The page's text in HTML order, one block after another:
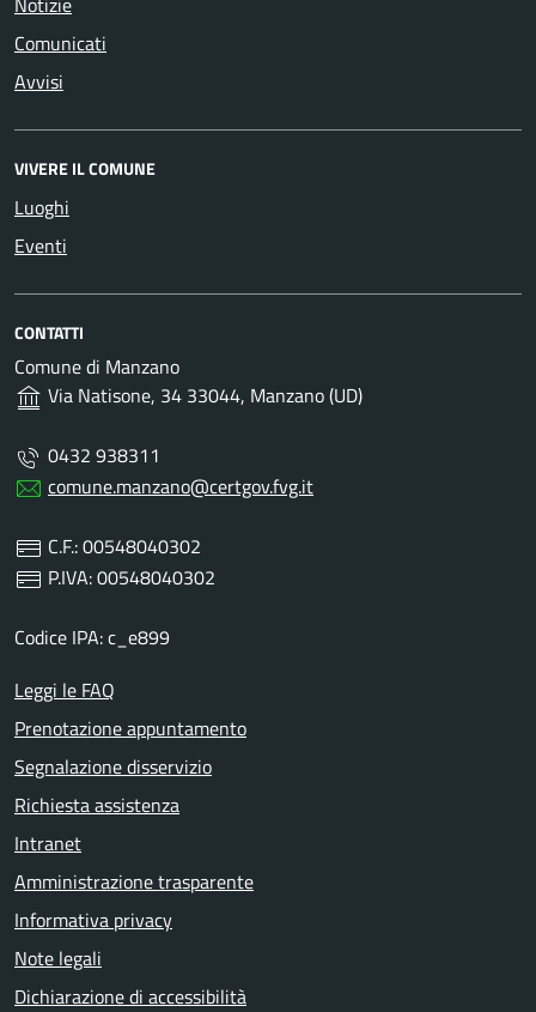
Comunicati
Avvisi
VIVERE IL COMUNE
Luoghi
Eventi
CONTATTI
Comune di Manzano
Via Natisone, 34 33044, Manzano (UD)
0432 938311
comune.manzano@certgov.fvg.it
C.F.: 00548040302
P.IVA: 00548040302
Codice IPA: c_e899
Leggi le FAQ
Prenotazione appuntamento
Segnalazione disservizio
Richiesta assistenza
Intranet
Amministrazione trasparente
Informativa privacy
Note legali
Dichiarazione di accessibilità